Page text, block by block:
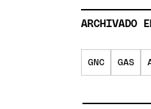
ARCHIVADO
GNC GAS